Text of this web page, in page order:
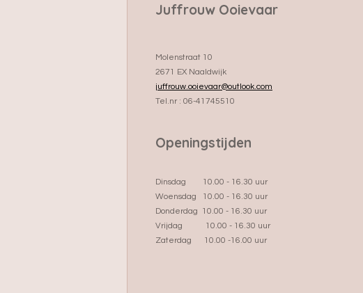
Juffrouw Ooievaar
Molenstraat 10
2671 EX Naaldwijk
juffrouw.ooievaar@outlook.com
Tel.nr : 06-41745510
Openingstijden
Dinsdag 10.00 - 16.30 uur
Woensdag 10.00 - 16.30 uur
Donderdag 10.00 - 16.30 uur
Vrijdag 10.00 - 16.30 uur
Zaterdag 10.00 -16.00 uur